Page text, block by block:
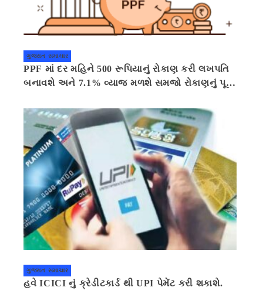
ગુજરાત સમાચાર
PPF માં દર મહિને 500 રૂપિયાનું રોકાણ કરી લખપતિ
બનાવશે અને 7.1% વ્યાજ મળશે સમજો રોકાણનું પૂરું
ગુજરાત સમાચાર
હવે ICICI નું ક્રેડીટકાર્ડ થી UPI પેમેંટ કરી શકાશે.